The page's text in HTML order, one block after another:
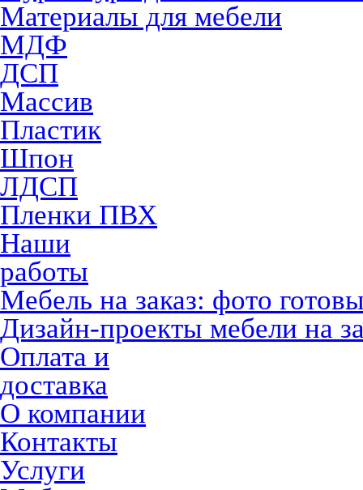
Материалы для мебели
МДФ
ДСП
Массив
Пластик
Шпон
ЛДСП
Пленки ПВХ
Наши
работы
Мебель на заказ: фото
Дизайн-проекты мебели на
Оплата и
доставка
О компании
Контакты
Услуги